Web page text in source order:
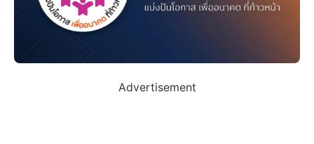
Advertisement